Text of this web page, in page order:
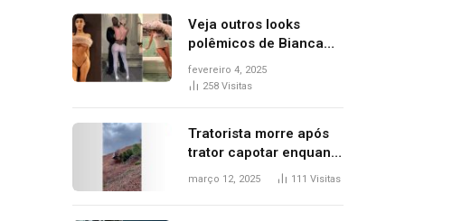
Veja outros looks
polêmicos de Bianca
Censori, esposa de
Kanye West que
fevereiro 4, 2025
258 Visitas
Tratorista morre após
trator capotar enquanto
removia vegetação em
março 12, 2025 111 Visitas